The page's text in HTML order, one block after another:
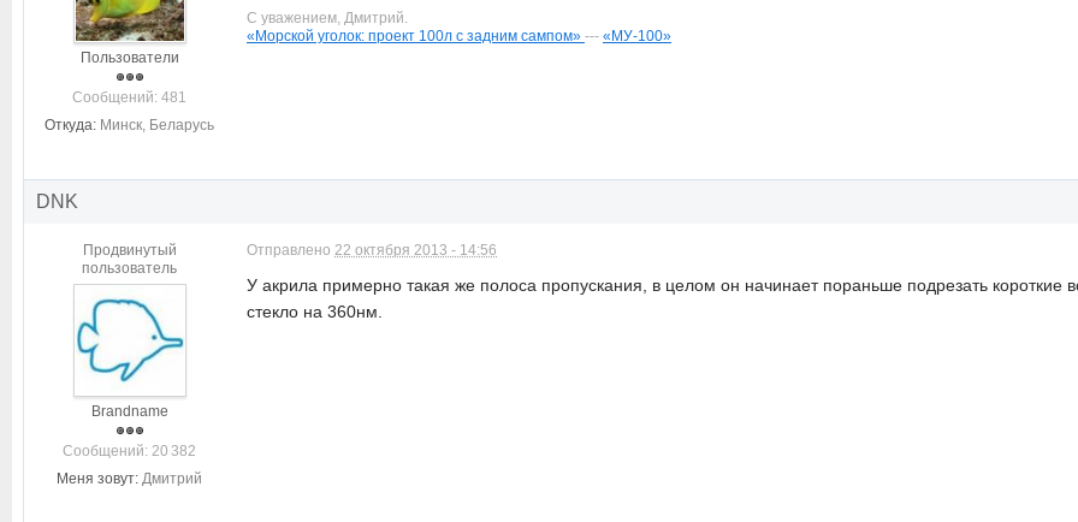
Пользователи
Cообщений: 481
Откуда: Минск, Беларусь
С уважением, Дмитрий.
«Морской уголок: проект 100л с задним сампом» --- «МУ-100»
DNK
Продвинутый
пользователь
Brandname
Cообщений: 20 382
Меня зовут: Дмитрий
Отправлено 22 октября 2013 - 14:56
У акрила примерно такая же полоса пропускания, в целом он начинает пораньше подрезать короткие
стекло на 360нм.